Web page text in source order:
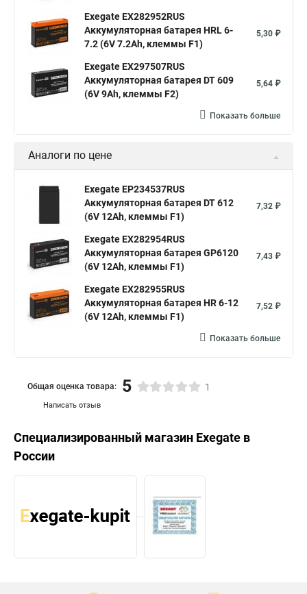
Exegate EX282952RUS
Аккумуляторная батарея HRL 6-
7.2 (6V 7.2Ah, клеммы F1)
5,30 ₽
Exegate EX297507RUS
Аккумуляторная батарея DT 609
(6V 9Ah, клеммы F2)
5,64 ₽
Показать больше
Аналоги по цене
Exegate EP234537RUS
Аккумуляторная батарея DT 612
(6V 12Ah, клеммы F1)
7,32 ₽
Exegate EX282954RUS
Аккумуляторная батарея GP6120
(6V 12Ah, клеммы F1)
7,43 ₽
Exegate EX282955RUS
Аккумуляторная батарея HR 6-12
(6V 12Ah, клеммы F1)
7,52 ₽
Показать больше
Написать отзыв
Общая оценка товара: 5 1
Специализированный магазин Exegate в
России